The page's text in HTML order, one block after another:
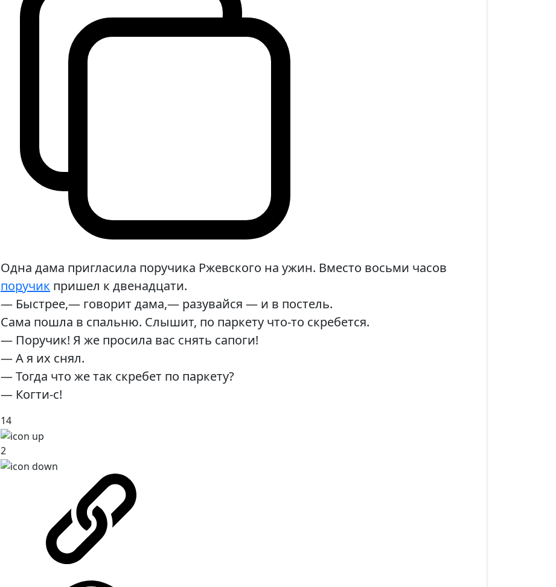
Одна дама пригласила поручика Ржевского на ужин. Вместо восьми часов
поручик пришел к двенадцати.
— Быстрее,— говорит дама,— разувайся — и в постель.
Сама пошла в спальню. Слышит, по паркету что-то скребется.
— Поручик! Я же просила вас снять сапоги!
— А я их снял.
— Тогда что же так скребет по паркету?
— Когти-с!
14
2